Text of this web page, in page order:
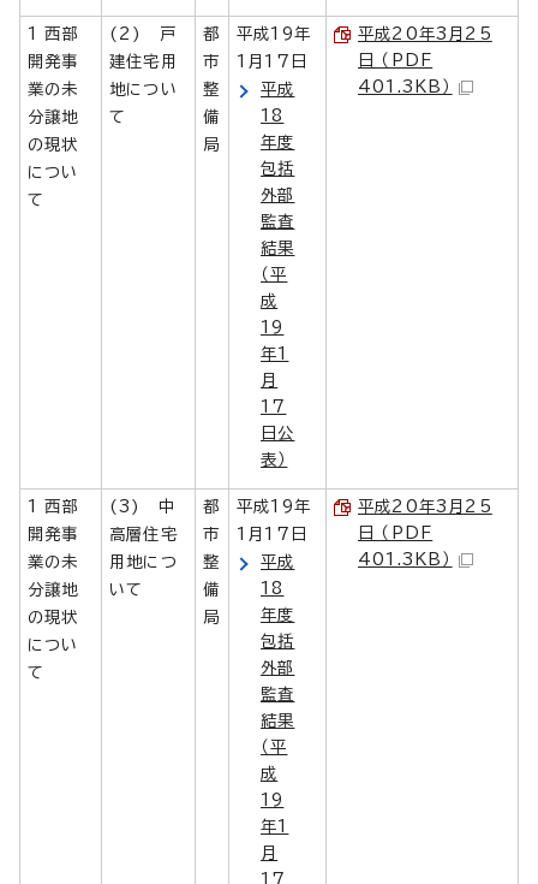
1 西部
開発事
業の未
分譲地
の現状
につい
て
(2) 戸
建住宅用
地につい
て
都
市
整
備
局
平成19年
1月17日
平成
18
年度
包括
外部
監査
結果
（平
成
19
年1
月
17
日公
表）
平成20年3月25
日 （PDF
401.3KB）
1 西部
開発事
業の未
分譲地
の現状
につい
て
(3) 中
高層住宅
用地につ
いて
都
市
整
備
局
平成19年
1月17日
平成
18
年度
包括
外部
監査
結果
（平
成
19
年1
月
17
平成20年3月25
日 （PDF
401.3KB）